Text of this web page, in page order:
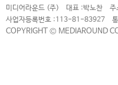
미디어라운드 (주) 대표 :박노찬 주
사업자등록번호 :113-81-83927
COPYRIGHT © MEDIAROUND